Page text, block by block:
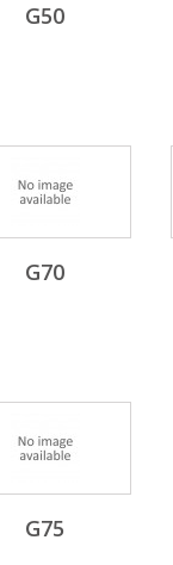
G50
G70
G75